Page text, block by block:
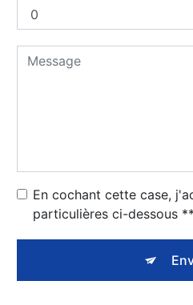
En cochant cette case,
particulières ci-dessous **